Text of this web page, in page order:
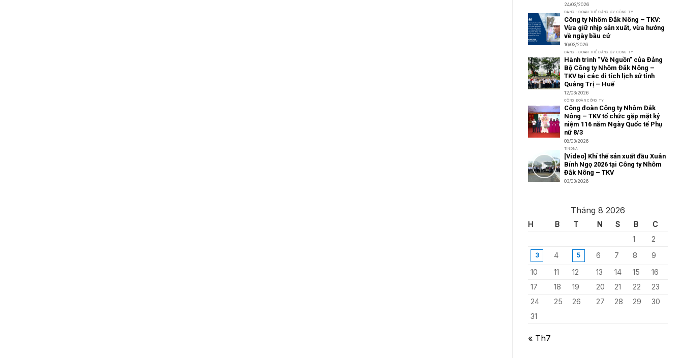
24/03/2026
ĐẢNG - ĐOÀN THỂ ĐẢNG ỦY CÔNG TY
Công ty Nhôm Đắk Nông – TKV:
Vừa giữ nhịp sản xuất, vừa hướng
về ngày bầu cử
16/03/2026
ĐẢNG - ĐOÀN THỂ ĐẢNG ỦY CÔNG TY
Hành trình “Về Nguồn” của Đảng
Bộ Công ty Nhôm Đắk Nông –
TKV tại các di tích lịch sử tỉnh
Quảng Trị – Huế
12/03/2026
CÔNG ĐOÀN CÔNG TY
Công đoàn Công ty Nhôm Đắk
Nông – TKV tổ chức gặp mặt kỷ
niệm 116 năm Ngày Quốc tế Phụ
nữ 8/3
08/03/2026
TIN DNA
[Video] Khí thế sản xuất đầu Xuân
Bính Ngọ 2026 tại Công ty Nhôm
Đắk Nông – TKV
03/03/2026
Tháng 8 2026
H B T N S B
C
1
2
3 4 5 6 7 8
9
10
11 12 13 14 15
16
17
18 19 20 21 22
23
24
25 26 27 28 29
30
31
« Th7